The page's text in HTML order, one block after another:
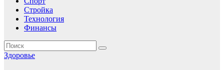
Стройка
Технология
Финансы
Здоровье